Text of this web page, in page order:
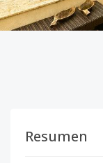
Resumen